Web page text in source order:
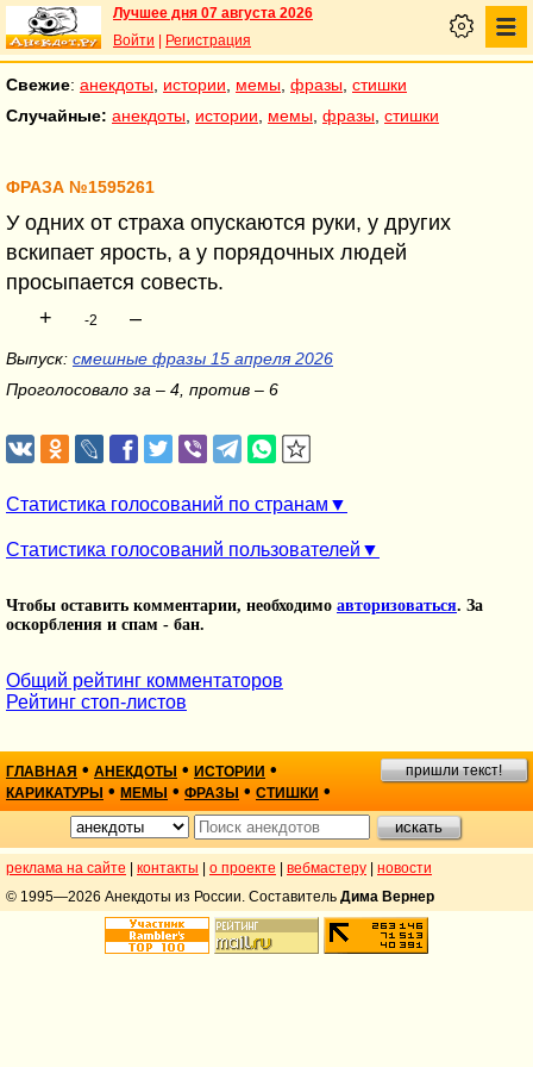
Лучшее дня 07 августа 2026
Войти
Регистрация
Свежие: анекдоты истории мемы фразы стишки
Случайные: анекдоты истории мемы фразы стишки
ФРАЗА №1595261
У одних от страха опускаются руки, у других
вскипает ярость, а у порядочных людей
просыпается совесть.
+
-2 –
Выпуск: смешные фразы 15 апреля 2026
Проголосовало за – 4, против – 6
Статистика голосований по странам
Статистика голосований пользователей
Чтобы оставить комментарии, необходимо авторизоваться. За
оскорбления и спам - бан.
Общий рейтинг комментаторов
Рейтинг стоп-листов
ГЛАВНАЯ • АНЕКДОТЫ • ИСТОРИИ •
КАРИКАТУРЫ • МЕМЫ • ФРАЗЫ • СТИШКИ •
пришли текст!
реклама на сайте контакты о проекте вебмастеру
новости
© 1995—2026 Анекдоты из России. Составитель Дима Вернер